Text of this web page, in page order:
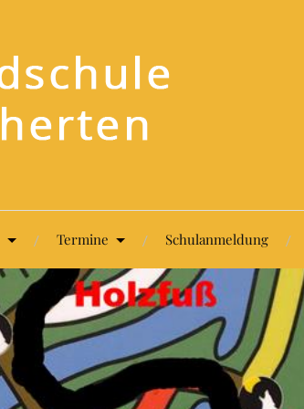
Termine Schulanmeldung